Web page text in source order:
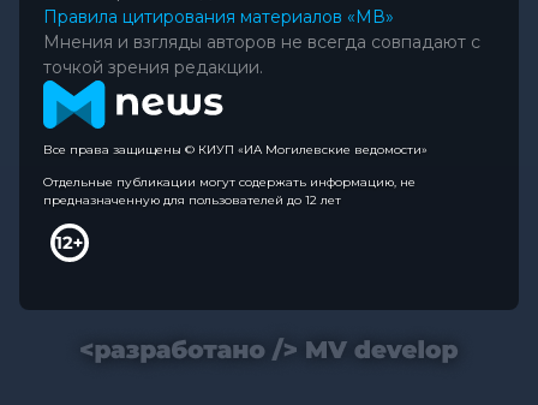
Правила цитирования материалов «МВ»
Мнения и взгляды авторов не всегда совпадают с
точкой зрения редакции.
Все права защищены © КИУП «ИА Могилевские ведомости»
Отдельные публикации могут содержать информацию, не
предназначенную для пользователей до 12 лет